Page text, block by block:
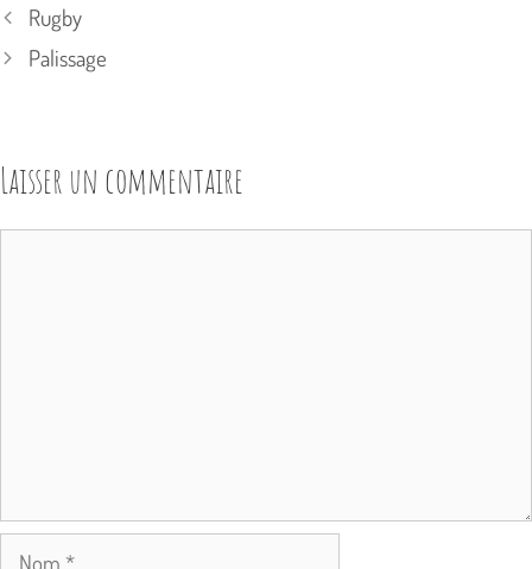
Rugby
Palissage
Laisser un commentaire
Nom